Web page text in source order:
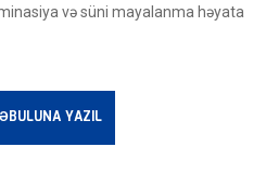
və süni mayalanma həyata
YAZIL